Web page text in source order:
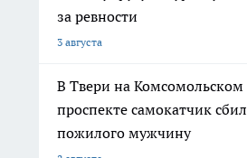
за ревности
3 августа
В Твери на Комсомольском
проспекте самокатчик сбил
пожилого мужчину